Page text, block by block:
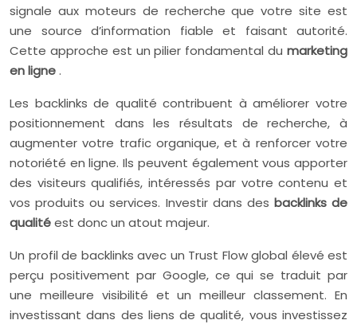
signale aux moteurs de recherche que votre site est
une source d’information fiable et faisant autorité.
Cette approche est un pilier fondamental du marketing
en ligne.
Les backlinks de qualité contribuent à améliorer votre
positionnement dans les résultats de recherche, à
augmenter votre trafic organique, et à renforcer votre
notoriété en ligne. Ils peuvent également vous apporter
des visiteurs qualifiés, intéressés par votre contenu et
vos produits ou services. Investir dans des backlinks de
qualitéest donc un atout majeur.
Un profil de backlinks avec un Trust Flow global élevé est
perçu positivement par Google, ce qui se traduit par
une meilleure visibilité et un meilleur classement. En
investissant dans des liens de qualité, vous investissez